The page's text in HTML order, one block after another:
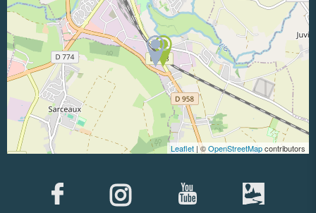
Leaflet | ©OpenStreetMapcontributors